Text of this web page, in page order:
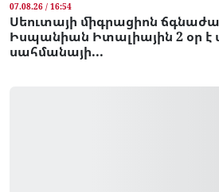
07.08.26 / 16:54
Սեուտայի միգրացիոն
Իսպանիան Իտալիային 2 օր է
սահմանայի...